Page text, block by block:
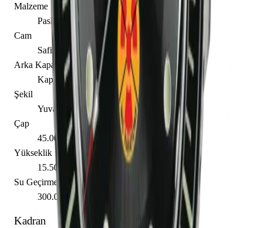
Malzeme
Paslanmaz Çelik
Cam
Safir
Arka Kapak
Kapalı
Şekil
Yuvarlak
Çap
45.00 mm
Yükseklik
15.50 mm
Su Geçirmezlik
300.00 m
Kadran